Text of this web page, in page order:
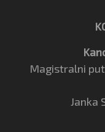
Magistralni put
Janka